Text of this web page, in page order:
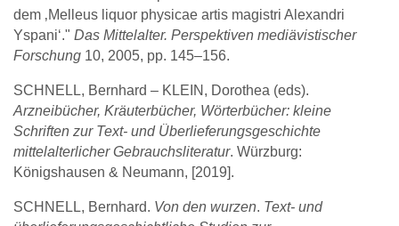
dem ‚Melleus liquor physicae artis magistri Alexandri
Yspani‘." Das Mittelalter. Perspektiven mediävistischer
Forschung 10, 2005, pp. 145–156.
SCHNELL, Bernhard – KLEIN, Dorothea (eds).
Arzneibücher, Kräuterbücher, Wörterbücher: kleine
Schriften zur Text- und Überlieferungsgeschichte
mittelalterlicher Gebrauchsliteratur. Würzburg:
Königshausen & Neumann, [2019].
SCHNELL, Bernhard. Von den wurzen. Text- und